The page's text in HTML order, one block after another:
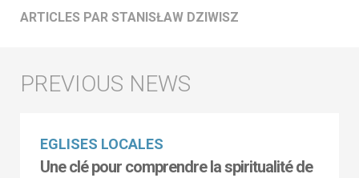
ARTICLES PAR STANISŁAW DZIWISZ
EGLISES LOCALES
Une clé pour comprendre la spiritualité de